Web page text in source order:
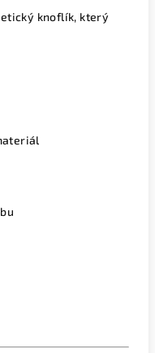
knoflík, který